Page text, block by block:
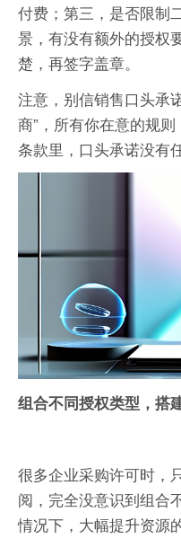
付费；第三，是否限制
景，有没有额外的授权
楚，再签字盖章。
注意，别信销售口头承
商”，所有你在意的规
条款里，口头承诺没有
组合不同授权类型，搭
很多企业采购许可时，
阅，完全没意识到组合
情况下，大幅提升资源